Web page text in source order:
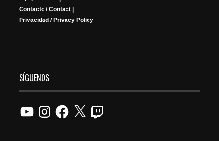
Contacto / Contact |
Privacidad / Privacy Policy
SÍGUENOS
YouTubeInstagramFacebook
X Twitch